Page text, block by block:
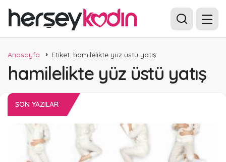
Anasayfa Etiket: hamilelikte yüz üstü yatış
hamilelikte yüz üstü yatış
SON YAZILAR